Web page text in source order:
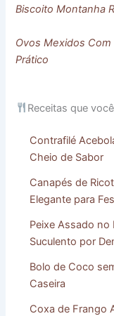
Biscoito Montanha
Ovos Mexidos
Prático
Receitas que
Contrafilé
Cheio de Sabor
Canapés de
Elegante para
Peixe Assado
Suculento por
Bolo de Coco
Caseira
Coxa de Frango